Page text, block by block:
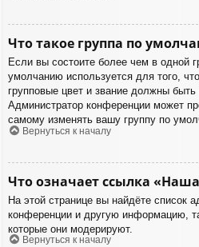
Что такое группа по
Если вы состоите более чем в одной
умолчанию используется для того,
групповые цвет и звание должны
Администратор конференции может
самому изменять вашу группу по
Вернуться к началу
Что означает ссылка
На этой странице вы найдёте список
конференции и другую информацию,
которые они модерируют.
Вернуться к началу